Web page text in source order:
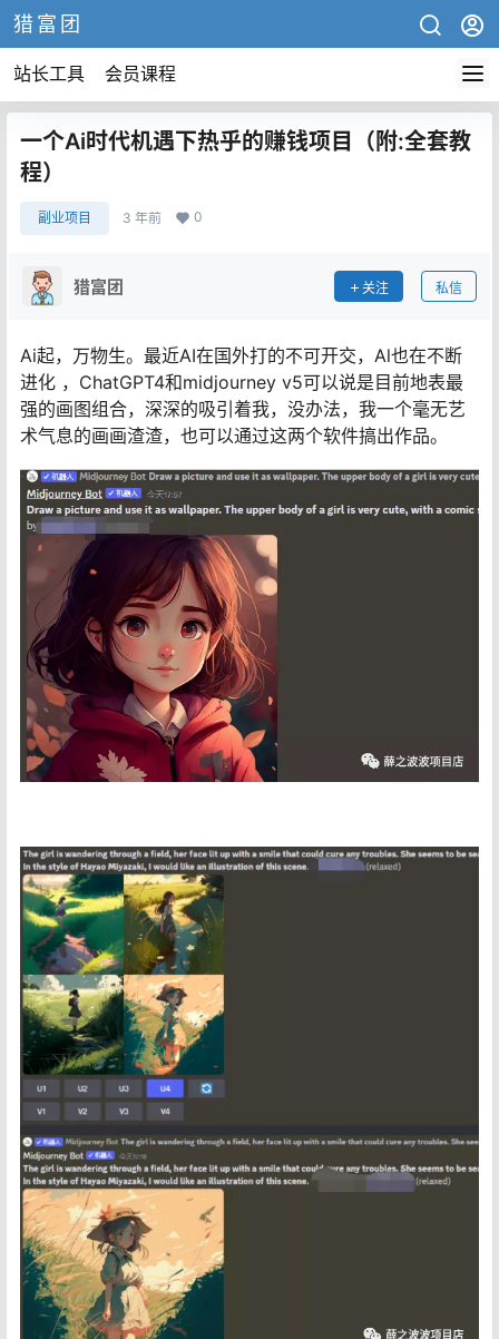
猎富团
站长工具 会员课程
一个Ai时代机遇下热乎的赚钱项目（附:全套教
程）
副业项目 3 年前 0
猎富团 关注 私信
Ai起，万物生。最近AI在国外打的不可开交，Al也在不断
进化 ，ChatGPT4和midjourney v5可以说是目前地表最
强的画图组合，深深的吸引着我，没办法，我一个毫无艺
术气息的画画渣渣，也可以通过这两个软件搞出作品。